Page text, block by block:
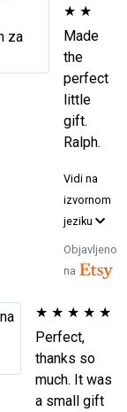
★ ★
Made
the
perfect
little
gift.
Ralph.
Vidi na
izvornom
jeziku
Objavljeno
na
★ ★ ★ ★ ★
Perfect,
thanks so
much. It was
a small gift